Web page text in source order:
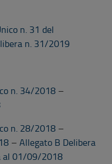
n. 31 del
n. 31/2019
n. 34/2018 –
n. 28/2018 –
– Allegato B Delibera
al 01/09/2018